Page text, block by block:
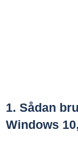
1. Sådan
Windows